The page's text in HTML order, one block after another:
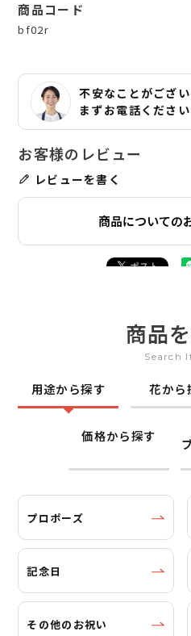
商品コード
bf02r
不安なことがござ
まずお電話ください
レビューを書く
商品についての
商品
Search
用途から探す 花から
価格から探す
プロポーズ
記念日
その他のお祝い